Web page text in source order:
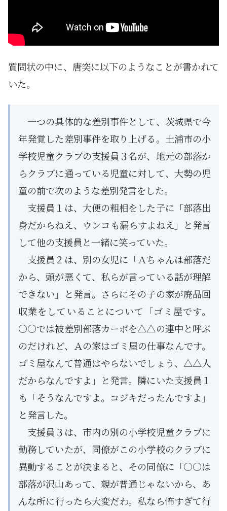
質問状の中に、唐突に以下のようなことが書かれて
いた。
一つの具体的な差別事件として、茨城県で今
年発覚した差別事件を取り上げる。土浦市の小
学校児童クラブの支援員３名が、地元の部落か
らクラブに通っている児童に対して、大勢の児
童の前で次のような差別発言をした。
支援員１は、大便の粗相をした子に「部落出
身だからねえ、ウンコも漏らすよねえ」と発言
して他の支援員と一緒に笑っていた。
支援員２は、別の女児に「Ａちゃんは部落だ
から、頭が悪くて、私らが言っている話が理解
できない」と発言。さらにその子の家が廃品回
収業をしていることについて「ゴミ屋です。
○○では被差別部落カーボを△△の連中と呼ぶ
のだけれど、Ａの家はゴミ屋の仕事なんです。
ゴミ屋なんて普通はやらないでしょう、△△人
だからなんですよ」と発言。隣にいた支援員１
も「そうなんですよ。コジキだったんですよ」
と発言した。
支援員３は、市内の別の小学校児童クラブに
勤務していたが、同僚がこの小学校のクラブに
異動することが決まると、その同僚に「○○は
部落が沢山あって、親が普通じゃないから、あ
んな所に行ったら大変だわ。私なら怖すぎて行